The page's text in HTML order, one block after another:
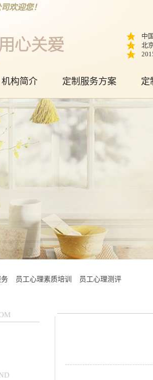
欢迎您！
中
北
机构简介 定制服务方案 定
员工心理素质培训 员工心理测评